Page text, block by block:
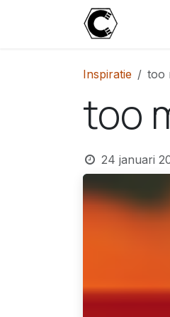
Overslaan naar inhoud
Inspiratie too
too
24 januari